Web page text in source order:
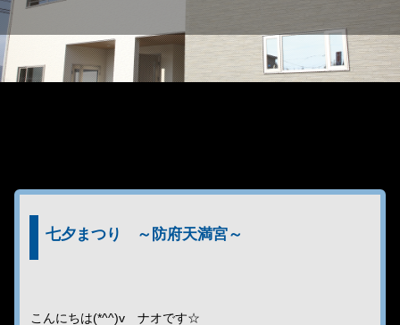
七夕まつり ～防府天満宮～
こんにちは(*^^)v ナオです☆